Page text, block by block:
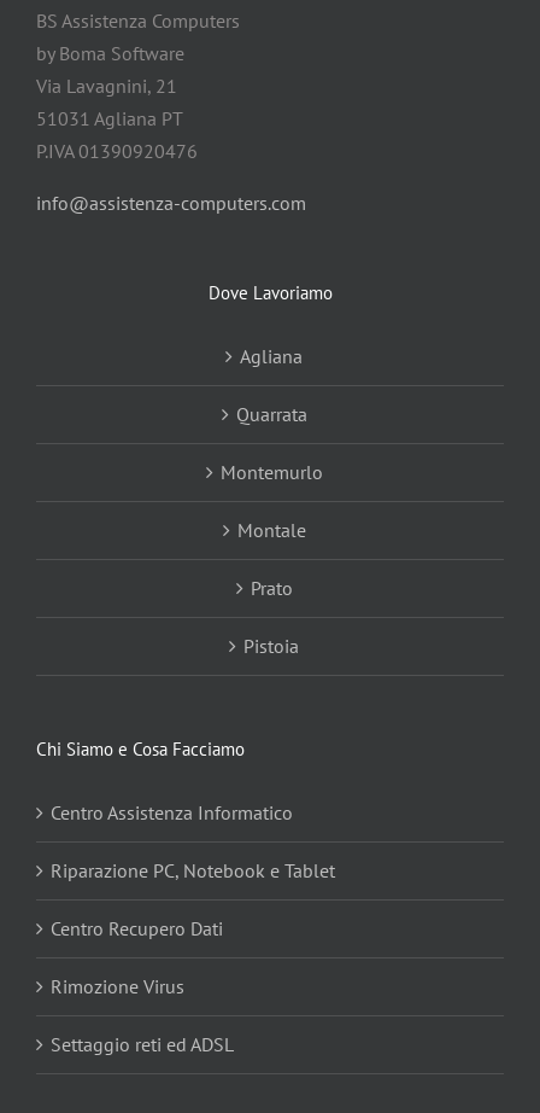
BS Assistenza Computers
by Boma Software
Via Lavagnini, 21
51031 Agliana PT
P.IVA 01390920476
info@assistenza-computers.com
Dove Lavoriamo
Agliana
Quarrata
Montemurlo
Montale
Prato
Pistoia
Chi Siamo e Cosa Facciamo
Centro Assistenza Informatico
Riparazione PC, Notebook e Tablet
Centro Recupero Dati
Rimozione Virus
Settaggio reti ed ADSL